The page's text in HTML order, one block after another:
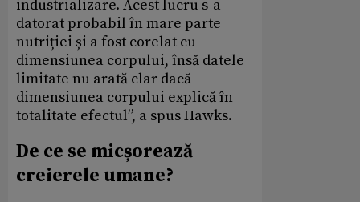
industrializare. Acest lucru s-a
datorat probabil în mare parte
nutriției și a fost corelat cu
dimensiunea corpului, însă datele
limitate nu arată clar dacă
dimensiunea corpului explică în
totalitate efectul”, a spus Hawks.
De ce se micșorează
creierele umane?